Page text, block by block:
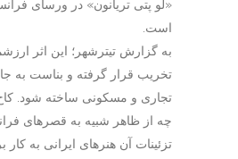
«لو پتی تریانون» در ورسای
است.
به گزارش تیترشهر؛ این اثر
تخریب قرار گرفته و بناست به
تجاری و مسکونی ساخته شود. کاخ
چه از ظاهر شبیه به قصرهای
تزئینات آن هنرهای ایرانی به